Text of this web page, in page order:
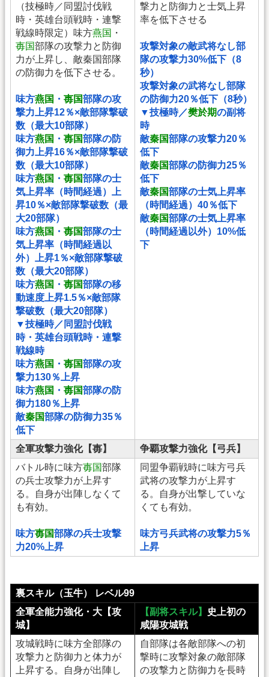
（技極時／同盟討伐戦
時・英雄台頭戦時・連撃
戦線時限定）味方燕国 ・
毐国部隊の攻撃力と防御
力が上昇し、敵秦国部隊
の防御力を低下させる。
味方燕国 ・ 毐国部隊の攻
撃力上昇12％×敵部隊撃破
数（最大10部隊）
味方燕国 ・ 毐国部隊の防
御力上昇16％×敵部隊撃破
数（最大10部隊）
味方燕国 ・ 毐国部隊の士
気上昇率（時間経過）上
昇10％×敵部隊撃破数（最
大20部隊）
味方燕国 ・ 毐国部隊の士
気上昇率（時間経過以
外）上昇1％×敵部隊撃破
数（最大20部隊）
味方燕国 ・ 毐国部隊の移
動速度上昇1.5％×敵部隊
撃破数（最大20部隊）
▼技極時／同盟討伐戦
時・英雄台頭戦時・連撃
戦線時
味方燕国 ・ 毐国部隊の攻
撃力130％上昇
味方燕国 ・ 毐国部隊の防
御力180％上昇
敵秦国部隊の防御力35％
低下
撃力と防御力と士気上昇
率を低下させる
攻撃対象の敵武将なし部
隊の攻撃力30%低下（8
秒）
攻撃対象の武将なし部隊
の防御力20％低下（8秒）
▼技極時／樊於期の副将
時
敵秦国部隊の攻撃力20％
低下
敵秦国部隊の防御力25％
低下
敵秦国部隊の士気上昇率
（時間経過）40％低下
敵秦国部隊の士気上昇率
（時間経過以外）10%低
下
全軍攻撃力強化【毐】
争覇攻撃力強化【弓兵】
バトル時に味方毐国部隊
の兵士攻撃力が上昇す
る。自身が出陣しなくて
も有効。
味方毐国部隊の兵士攻撃
力20%上昇
同盟争覇戦時に味方弓兵
武将の攻撃力が上昇す
る。自身が出撃していな
くても有効。
味方弓兵武将の攻撃力5％
上昇
裏スキル（玉牛） レベル99
全軍全能力強化・大【攻
城】
【副将スキル】
史上初の
咸陽攻城戦
攻城戦時に味方全部隊の
攻撃力と防御力と体力が
上昇する。自身が出陣し
自部隊は各敵部隊への初
撃時に攻撃対象の敵部隊
の攻撃力と防御力を長時